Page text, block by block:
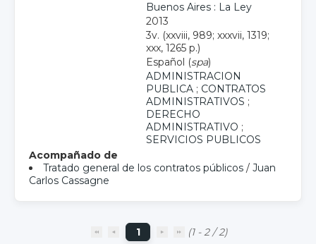
Buenos Aires : La Ley
2013
3v. (xxviii, 989; xxxvii, 1319;
xxx, 1265 p.)
Español (spa)
ADMINISTRACION
PUBLICA ; CONTRATOS
ADMINISTRATIVOS ;
DERECHO
ADMINISTRATIVO ;
SERVICIOS PUBLICOS
Acompañado de
Tratado general de los contratos públicos / Juan
Carlos Cassagne
1 (1 - 2 / 2)